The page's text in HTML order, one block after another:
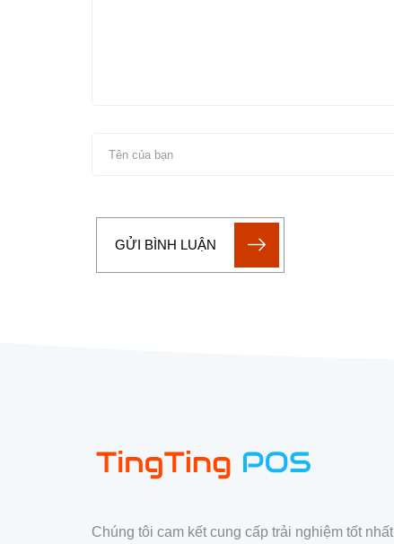
GỬI BÌNH LUẬN
Chúng tôi cam kết cung cấp trải nghiệm tốt nhất